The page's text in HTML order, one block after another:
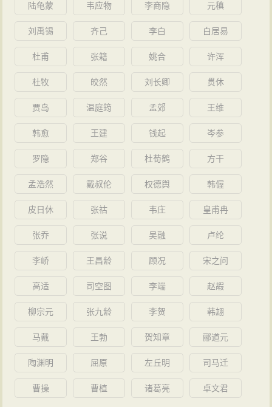
陆龟蒙 韦应物 李商隐 元稹
刘禹锡 齐己 李白 白居易
杜甫 张籍 姚合 许浑
杜牧 皎然 刘长卿 贯休
贾岛 温庭筠 孟郊 王维
韩愈 王建 钱起 岑参
罗隐 郑谷 杜荀鹤 方干
孟浩然 戴叔伦 权德舆 韩偓
皮日休 张祜 韦庄 皇甫冉
张乔 张说 吴融 卢纶
李峤 王昌龄 顾况 宋之问
高适 司空图 李端 赵嘏
柳宗元 张九龄 李贺 韩翃
马戴 王勃 贺知章 郦道元
陶渊明 屈原 左丘明 司马迁
曹操 曹植 诸葛亮 卓文君